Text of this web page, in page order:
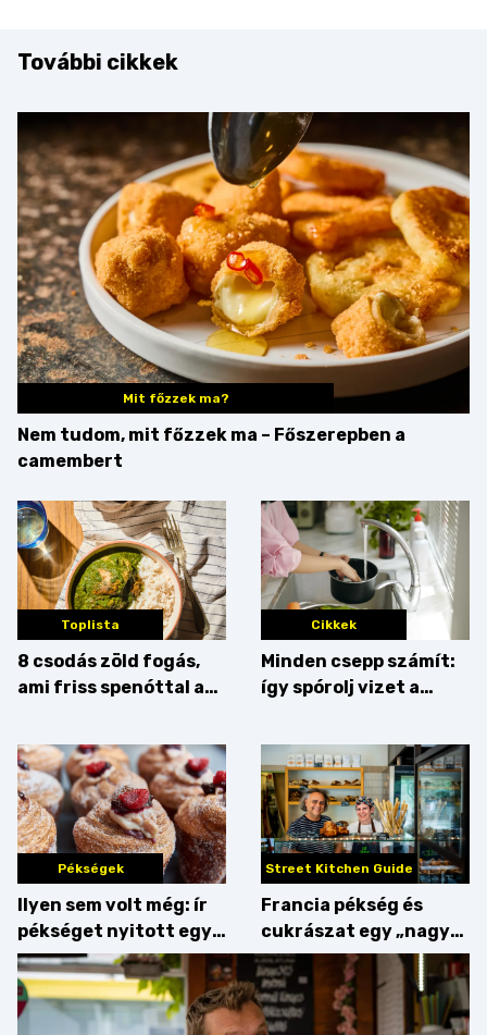
További cikkek
Mit főzzek ma?
Nem tudom, mit főzzek ma – Főszerepben a
camembert
Toplista
8 csodás zöld fogás,
ami friss spenóttal az
Cikkek
Minden csepp számít:
így spórolj vizet a
Pékségek
Ilyen sem volt még: ír
pékséget nyitott egy
Dublinból hazatért pár
Street Kitchen Guide
Francia pékség és
cukrászat egy „nagy
csipetnyi” empátiával